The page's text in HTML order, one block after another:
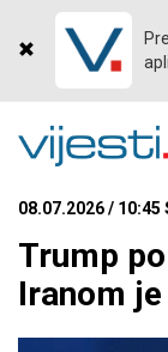
08.07.2026 /
Trump
Iranom